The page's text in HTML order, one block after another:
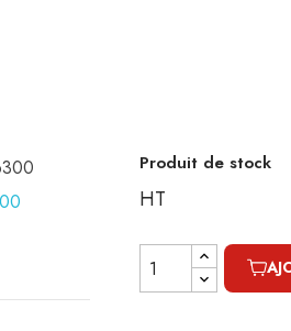
Produit de stock
HT